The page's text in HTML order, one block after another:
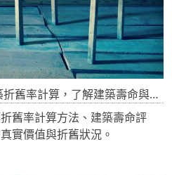
算，了解建築壽命與折舊計算的方法
舊率計算方法、建築壽命評
實價值與折舊狀況。